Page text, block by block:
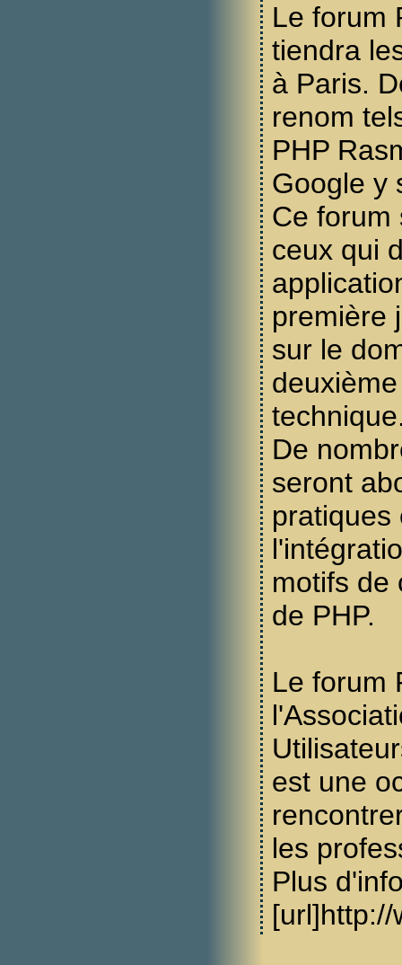
Le forum
tiendra
à Paris.
renom
PHP
Google y
Ce forum
ceux qui
première
sur le
De
seront
pratiques
motifs de
de PHP.
Le forum
est une
les
Plus